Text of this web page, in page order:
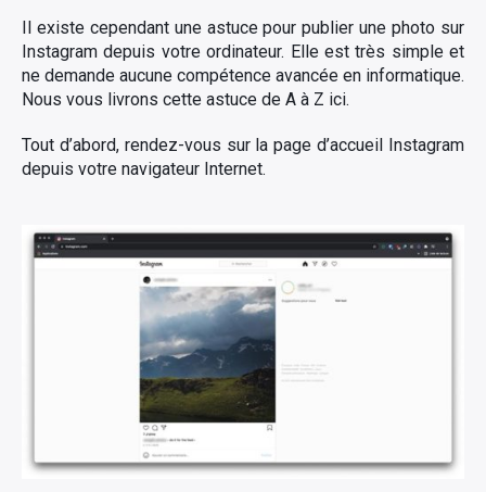
Il existe cependant une astuce pour publier une photo sur
Instagram depuis votre ordinateur. Elle est très simple et
ne demande aucune compétence avancée en informatique.
Nous vous livrons cette astuce de A à Z ici.
Tout d’abord, rendez-vous sur la page d’accueil Instagram
depuis votre navigateur Internet.